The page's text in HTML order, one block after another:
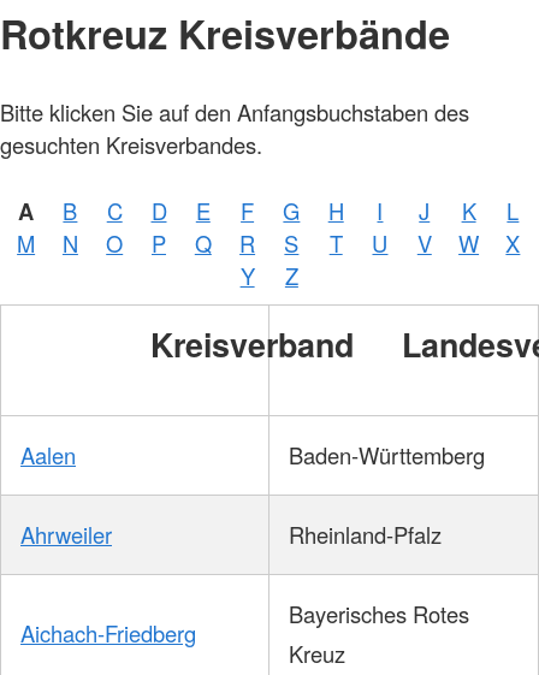
Rotkreuz Kreisverbände
Bitte klicken Sie auf den Anfangsbuchstaben des
gesuchten Kreisverbandes.
A B C D E F G H I J K
L
M
N O P Q R S T U V W
X
Y
Z
Kreisverband
Aalen Baden-Württemberg
Ahrweiler Rheinland-Pfalz
Aichach-Friedberg
Bayerisches Rotes
Kreuz